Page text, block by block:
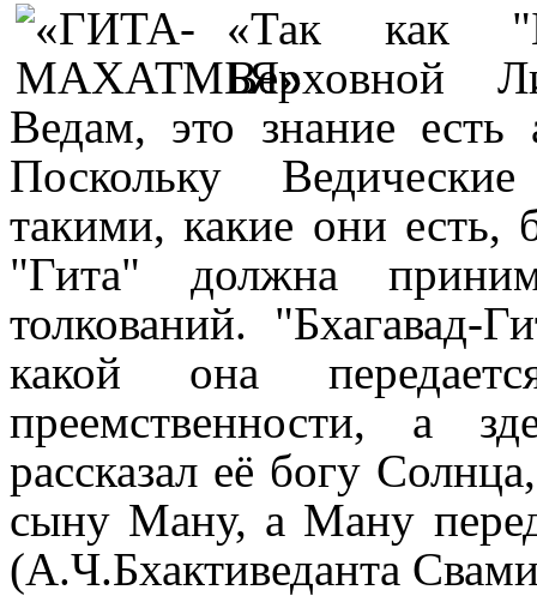
«Так как
Верховной
Ведам, это знание есть
Поскольку
такими, какие они есть,
"Гита" должна
толкований. "Бхагавад-
какой она
преемственности, а
рассказал её богу
сыну Ману, а Ману
(А.Ч.Бхактиведанта